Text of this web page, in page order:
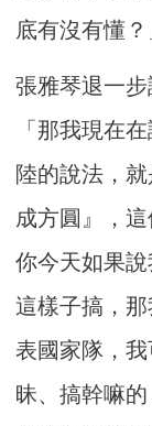
底有沒有懂？
張雅琴退一步
「那我現在
陸的說法，
成方圓』，
你今天如果
這樣子搞，
表國家隊，
昧、搞幹嘛